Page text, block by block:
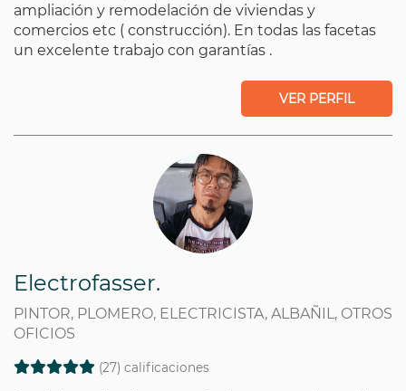
ampliación y remodelación de viviendas y
comercios etc ( construcción). En todas las facetas
un excelente trabajo con garantías .
VER PERFIL
Electrofasser.
PINTOR, PLOMERO, ELECTRICISTA, ALBAÑIL, OTROS
OFICIOS
(27) calificaciones